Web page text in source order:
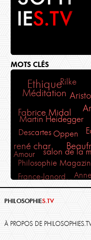
MOTS CLÉS
EthiqueRilke
Méditation
Fabrice Midal
Martin Heidegger
DescartesOppen
rené char
Amour salon de la
Philosophie
France-lanord
Marie-France
Hadrien France-
PHILOSOPHIES.TV
À PROPOS DE